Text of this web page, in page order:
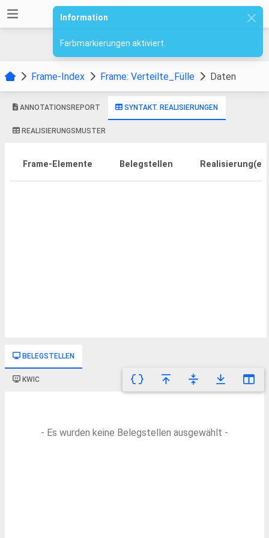
Frame-Index Frame: Verteilte_Fülle Daten
ANNOTATIONSREPORT SYNTAKT. REALISIERUNGEN
REALISIERUNGSMUSTER
Frame-Elemente Belegstellen
BELEGSTELLEN
KWIC
- Es wurden keine Belegstellen ausgewählt -
Information
Farbmarkierungen aktiviert.